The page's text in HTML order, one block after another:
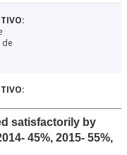
de
satisfactorily by
45%, 2015- 55%,